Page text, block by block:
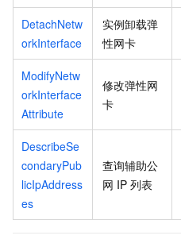
DetachNetw
orkInterface
实例卸载弹
性网卡
ModifyNetw
orkInterface
Attribute
修改弹性网
卡
DescribeSe
condaryPub
licIpAddress
es
查询辅助公
网 IP 列表